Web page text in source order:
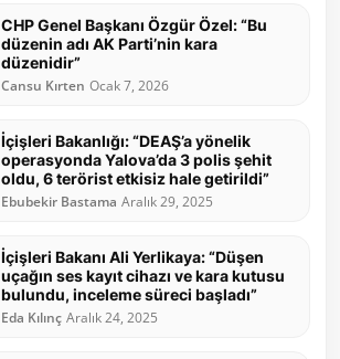
CHP Genel Başkanı Özgür Özel: “Bu
düzenin adı AK Parti’nin kara
düzenidir”
Cansu Kırten Ocak 7, 2026
İçişleri Bakanlığı: “DEAŞ’a yönelik
operasyonda Yalova’da 3 polis şehit
oldu, 6 terörist etkisiz hale getirildi”
Ebubekir Bastama Aralık 29, 2025
İçişleri Bakanı Ali Yerlikaya: “Düşen
uçağın ses kayıt cihazı ve kara kutusu
bulundu, inceleme süreci başladı”
Eda Kılınç Aralık 24, 2025